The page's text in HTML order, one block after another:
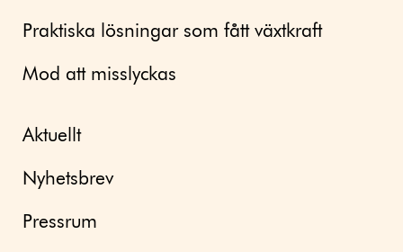
Praktiska lösningar som fått växtkraft
Mod att misslyckas
Aktuellt
Nyhetsbrev
Pressrum